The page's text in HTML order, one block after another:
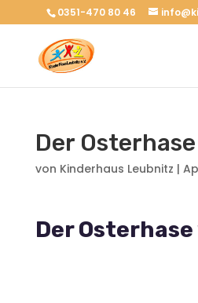
0351-470 80 46
Der
von Kinderhaus Leubnitz |
Der Osterhase